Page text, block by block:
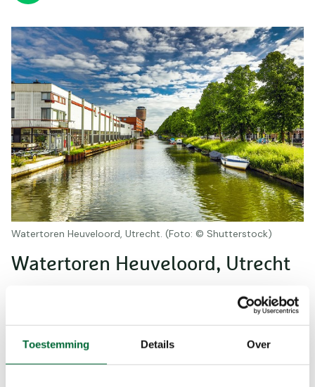
Toestemming Details Over
Watertoren Heuveloord, Utrecht
In Utrecht staan maar liefst vier watertorens. In
watertoren Heuveloord, die in neo-Hollandse
renaissance-stijl is gebouwd, is een restaurant
gevestigd op de bovenste twee verdiepingen en
op de begane grond zit een café met terras. De
Watertoren Heuveloord, Utrecht. (Foto: © Shutterstock)